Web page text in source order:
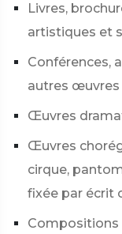
Livres,
artistiques et
Conférences,
autres
Œuvres
Œuvres
cirque,
fixée par écrit
Compositions